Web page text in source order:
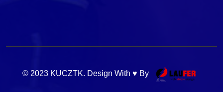
© 2023 KUCZTK. Design With ♥ By